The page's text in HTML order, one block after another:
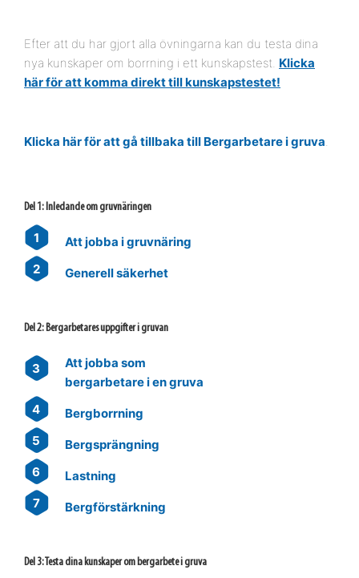
Efter att du har gjort alla övningarna kan du testa dina
nya kunskaper om borrning i ett kunskapstest. Klicka
här för att komma direkt till kunskapstestet!
Klicka här för att gå tillbaka till Bergarbetare i gruva.
Del 1: Inledande om gruvnäringen
1
Att jobba i gruvnäring
2
Generell säkerhet
Del 2: Bergarbetares uppgifter i gruvan
3
Att jobba som
bergarbetare i en gruva
4
Bergborrning
5
Bergsprängning
6
Lastning
7
Bergförstärkning
Del 3: Testa dina kunskaper om bergarbete i gruva